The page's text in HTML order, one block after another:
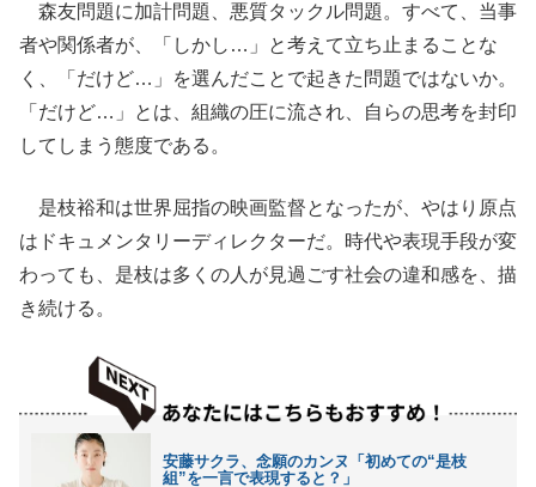
森友問題に加計問題、悪質タックル問題。すべて、当事
者や関係者が、「しかし…」と考えて立ち止まることな
く、「だけど…」を選んだことで起きた問題ではないか。
「だけど…」とは、組織の圧に流され、自らの思考を封印
してしまう態度である。
是枝裕和は世界屈指の映画監督となったが、やはり原点
はドキュメンタリーディレクターだ。時代や表現手段が変
わっても、是枝は多くの人が見過ごす社会の違和感を、描
き続ける。
安藤サクラ、念願のカンヌ「初めての“是枝
組”を一言で表現すると？」